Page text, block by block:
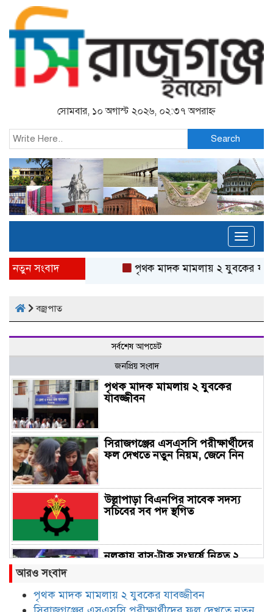
সোমবার, ১০ অগাস্ট ২০২৬, ০২:৩৭ অপরাহ্ন
Search
নতুন সংবাদ পৃথক মাদক মামলায় ২ যুবকের
বজ্রপাত
সর্বশেষ আপডেট
জনপ্রিয় সংবাদ
পৃথক মাদক মামলায় ২ যুবকের
যাবজ্জীবন
সিরাজগঞ্জের এসএসসি পরীক্ষার্থীদের
ফল দেখতে নতুন নিয়ম, জেনে নিন
উল্লাপাড়া বিএনপির সাবেক সদস্য
সচিবের সব পদ স্থগিত
নলকায় বাস-ট্রাক সংঘর্ষে নিহত ২,
আরও সংবাদ
পৃথক মাদক মামলায় ২ যুবকের যাবজ্জীবন